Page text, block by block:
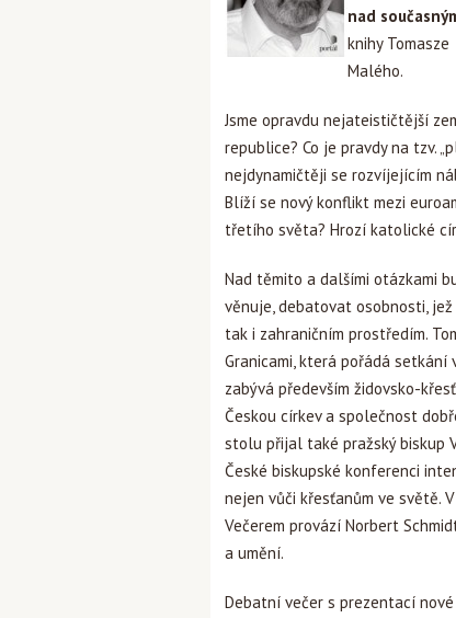
nad
knihy
Malého.
Jsme opravdu nejateističtější
republice? Co je pravdy na tzv.
nejdynamičtěji se rozvíjejícím
Blíží se nový konflikt mezi
třetího světa? Hrozí katolické
Nad těmito a dalšími otázkami
věnuje, debatovat osobnosti,
tak i zahraničním prostředím.
Granicami, která pořádá
zabývá především židovsko-
Českou církev a společnost
stolu přijal také pražský biskup
České biskupské konferenci
nejen vůči křesťanům ve světě.
Večerem provází Norbert
a umění.
Debatní večer s prezentací